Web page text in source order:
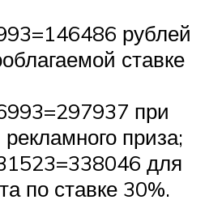
рублей
ставке
при
приза;
для
по ставке 30%.